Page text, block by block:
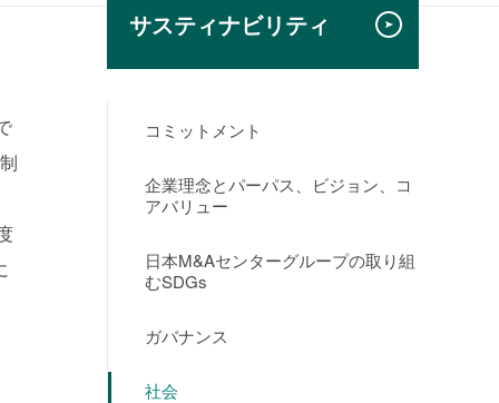
サスティナビリティ
コミットメント
企業理念とパーパス、ビジョン、コ
アバリュー
日本M&Aセンターグループの取り組
むSDGs
ガバナンス
社会